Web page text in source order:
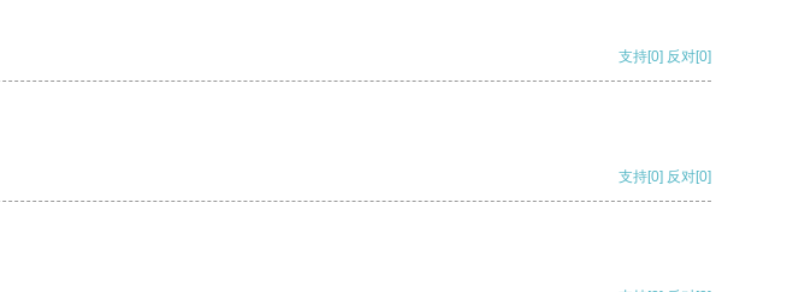
支持[0] 反对[0]
支持[0] 反对[0]